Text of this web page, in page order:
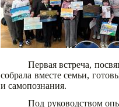
Первая встреча,
собрала вместе семьи,
и самопознания.
Под руководством